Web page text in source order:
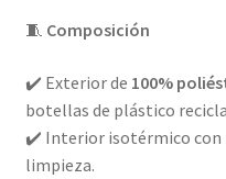
🧵 Composición
✔️ Exterior de 100%
botellas de plástico
✔️ Interior isotérmico con
limpieza.